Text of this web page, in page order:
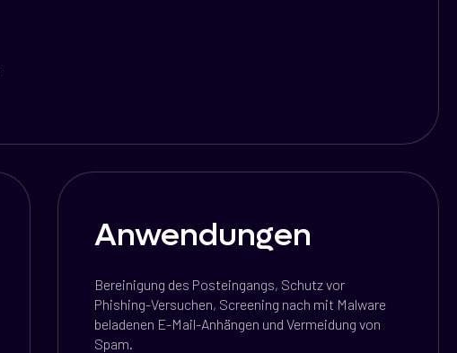
Anwendungen
Bereinigung des Posteingangs, Schutz vor
Phishing-Versuchen, Screening nach mit Malware
beladenen E-Mail-Anhängen und Vermeidung von
Spam.